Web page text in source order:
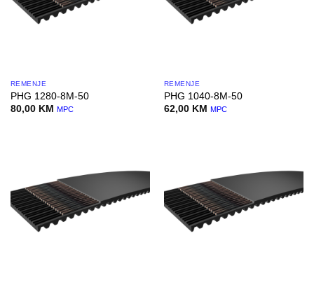
REMENJE
PHG 1280-8M-50
80,00 KM MPC
REMENJE
PHG 1040-8M-50
62,00 KM MPC